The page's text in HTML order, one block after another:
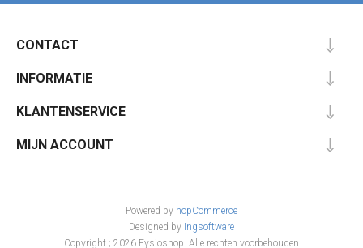
CONTACT
INFORMATIE
KLANTENSERVICE
MIJN ACCOUNT
Powered by nopCommerce
Designed by Ingsoftware
Copyright ; 2026 Fysioshop. Alle rechten voorbehouden